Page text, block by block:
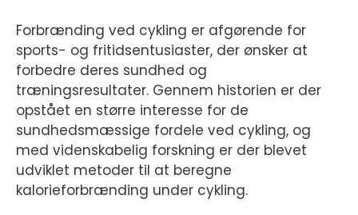
Forbrænding ved cykling er afgørende for
sports- og fritidsentusiaster, der ønsker at
forbedre deres sundhed og
træningsresultater. Gennem historien er der
opstået en større interesse for de
sundhedsmæssige fordele ved cykling, og
med videnskabelig forskning er der blevet
udviklet metoder til at beregne
kalorieforbrænding under cykling.